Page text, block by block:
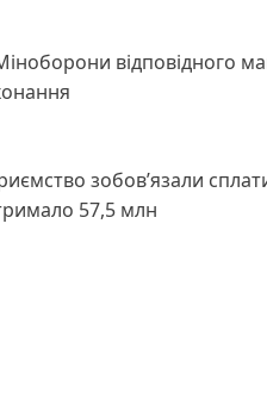
відповідного
зобов’язали
57,5 млн